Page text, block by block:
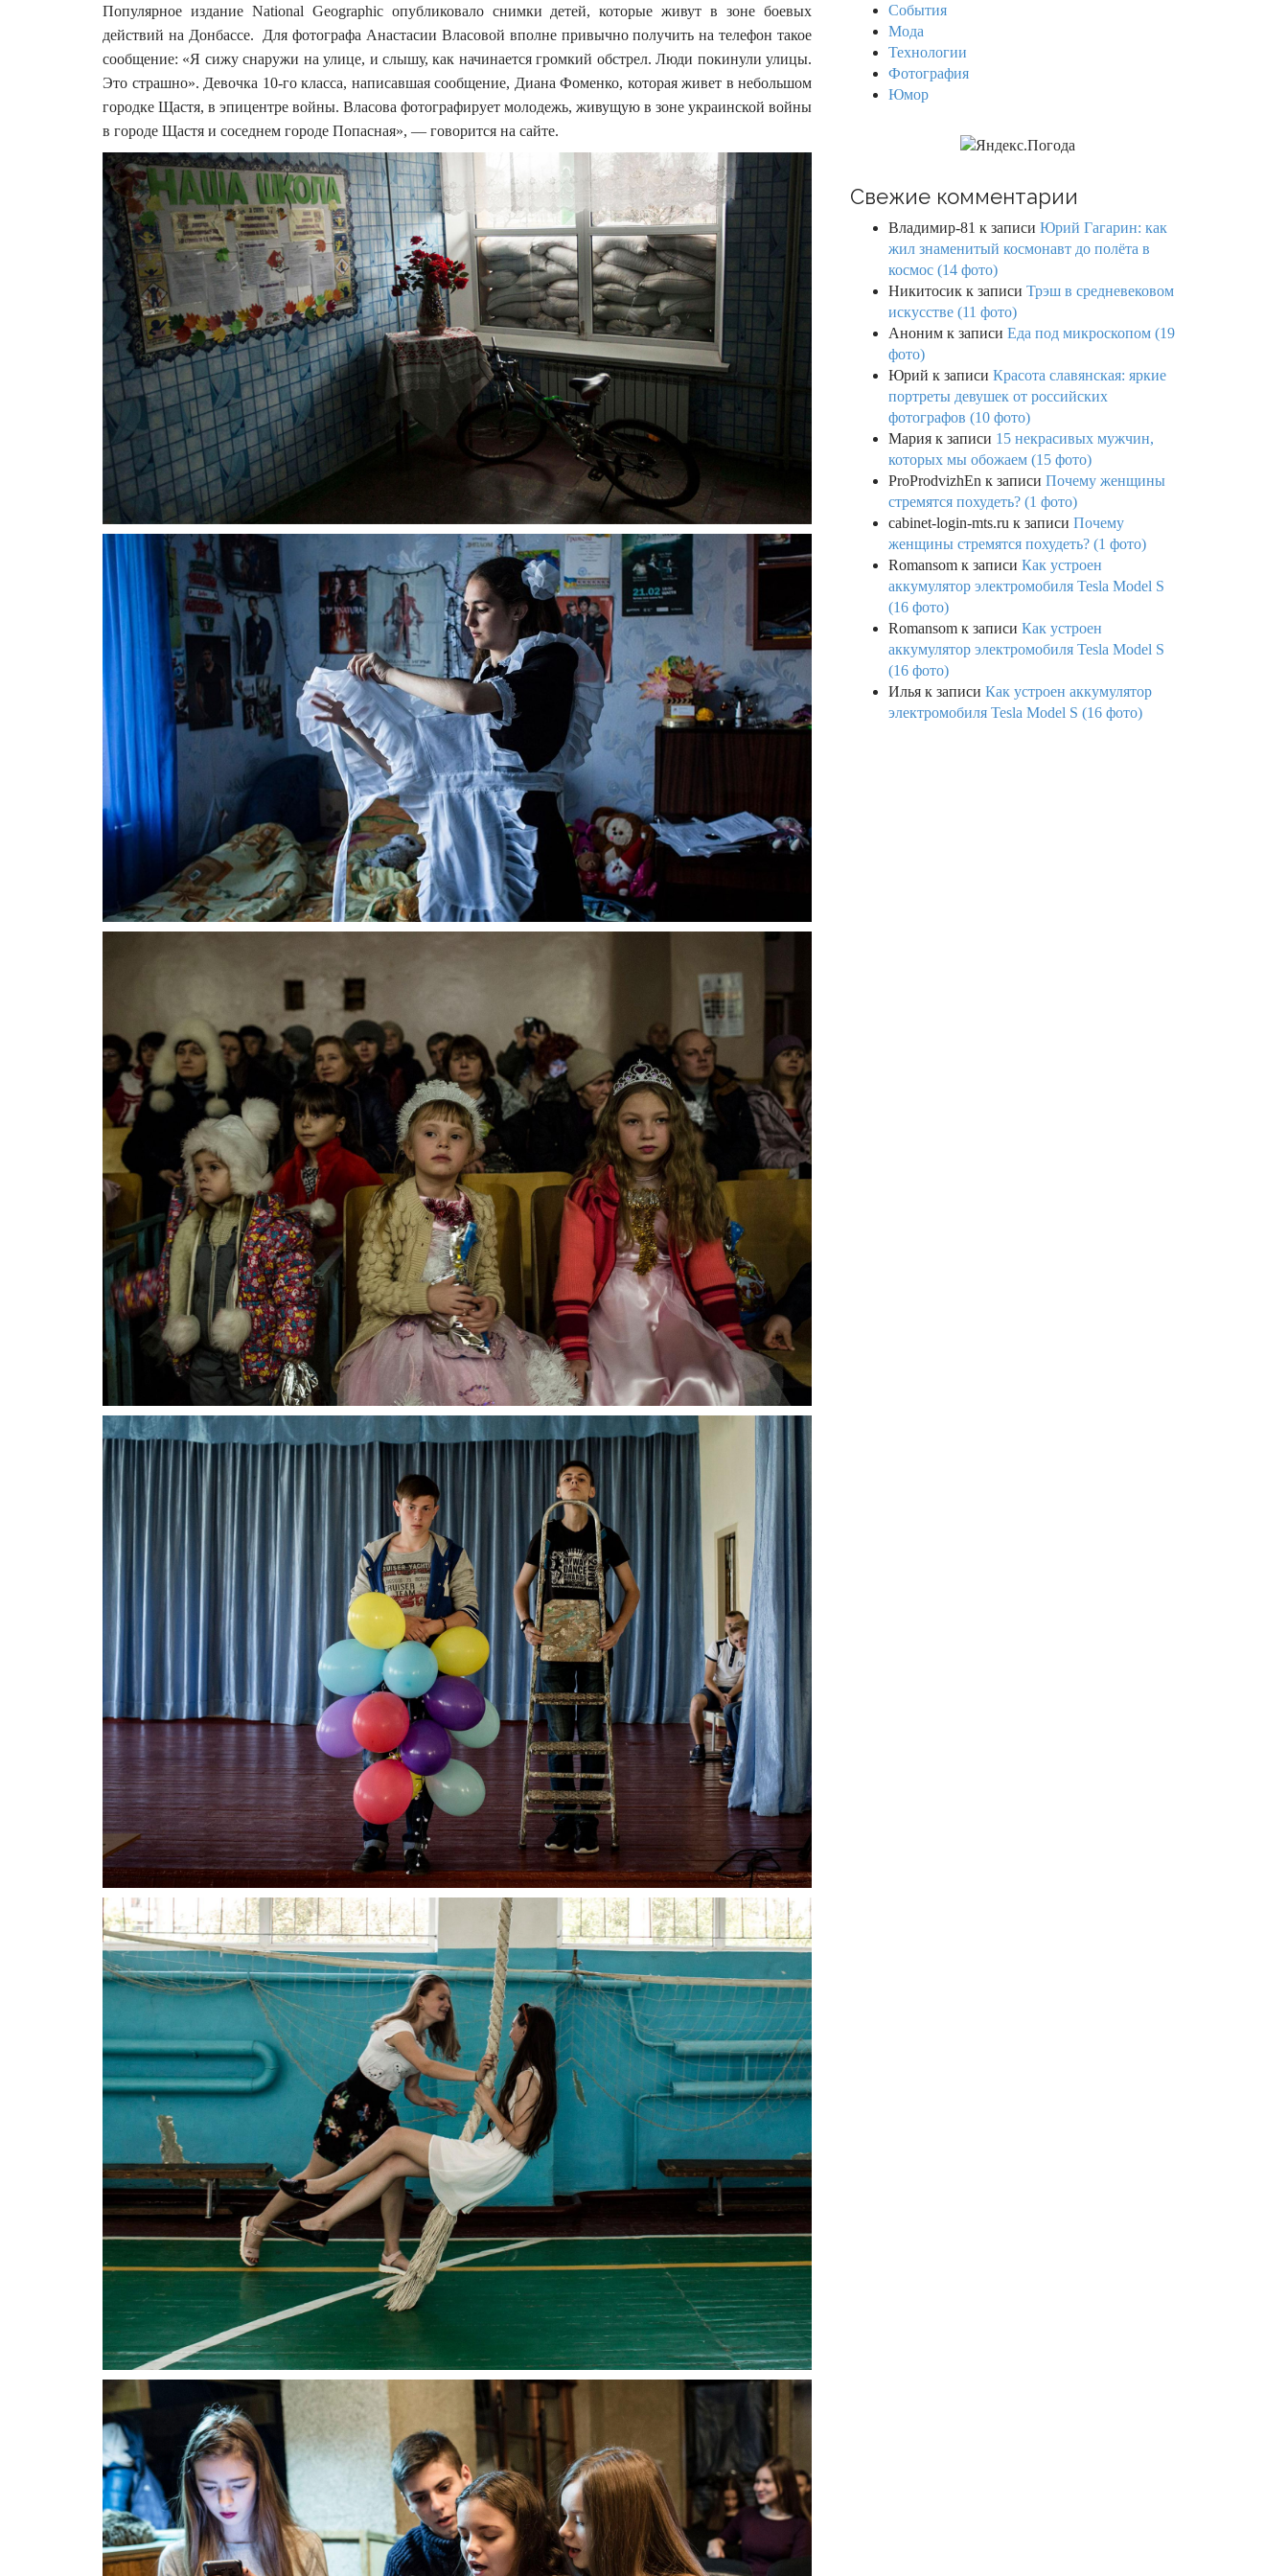
Популярное издание National Geographic опубликовало снимки детей, которые живут в зоне боевых
действий на Донбассе. Для фотографа Анастасии Власовой вполне привычно получить на телефон такое
сообщение: «Я сижу снаружи на улице, и слышу, как начинается громкий обстрел.Люди покинули улицы.
Это страшно». Девочка 10-го класса, написавшая сообщение, Диана Фоменко, которая живет в небольшом
городке Щастя, в эпицентре войны. Власова фотографирует молодежь, живущую в зоне украинской войны
в городе Щастя и соседнем городе Попасная», — говорится на сайте.
События
Мода
Технологии
Фотография
Юмор
Свежие комментарии
Владимир-81 к записи Юрий Гагарин: как
жил знаменитый космонавт до полёта в
космос (14 фото)
Никитосик к записи Трэш в средневековом
искусстве (11 фото)
Аноним к записи Еда под микроскопом (19
фото)
Юрий к записи Красота славянская: яркие
портреты девушек от российских
фотографов (10 фото)
Мария к записи 15 некрасивых мужчин,
которых мы обожаем (15 фото)
ProProdvizhEn к записи Почему женщины
стремятся похудеть? (1 фото)
cabinet-login-mts.ru к записи Почему
женщины стремятся похудеть? (1 фото)
Romansom к записи Как устроен
аккумулятор электромобиля Tesla Model S
(16 фото)
Romansom к записи Как устроен
аккумулятор электромобиля Tesla Model S
(16 фото)
Илья к записи Как устроен аккумулятор
электромобиля Tesla Model S (16 фото)